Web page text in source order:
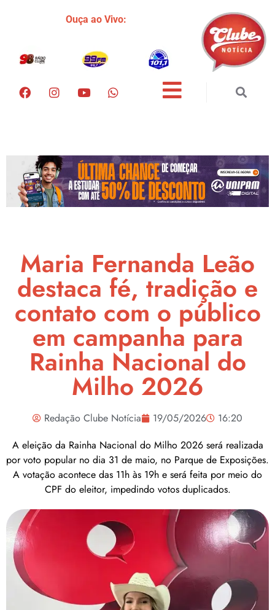
Ouça ao Vivo:
Maria Fernanda Leão
destaca fé, tradição e
contato com o público
em campanha para
Rainha Nacional do
Milho 2026
Redação Clube Notícia 19/05/2026
16:20
A eleição da Rainha Nacional do Milho 2026 será realizada
por voto popular no dia 31 de maio, no Parque de Exposições.
A votação acontece das 11h às 19h e será feita por meio do
CPF do eleitor, impedindo votos duplicados.